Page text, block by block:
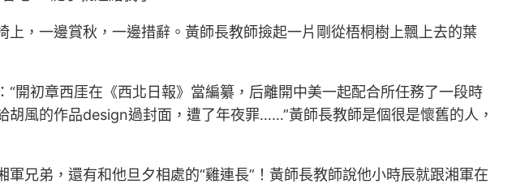
，一邊賞秋，一邊措辭。黃師長教師撿起一片剛從梧桐樹上飄上去的葉
開初章西厓在《西北日報》當編纂，后離開中美一起配合所任務了一段時
風的作品design過封面，遭了年夜罪……”黃師長教師是個很是懷舊的人，
兄弟，還有和他旦夕相處的“雞連長”！黃師長教師說他小時辰就跟湘軍在